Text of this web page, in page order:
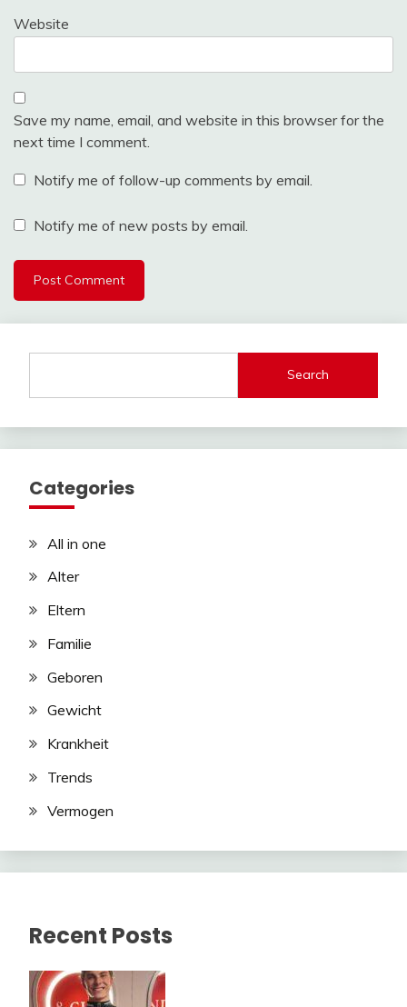
Website
Save my name, email, and website in this browser for the
next time I comment.
Notify me of follow-up comments by email.
Notify me of new posts by email.
Search
Categories
All in one
Alter
Eltern
Familie
Geboren
Gewicht
Krankheit
Trends
Vermogen
Recent Posts